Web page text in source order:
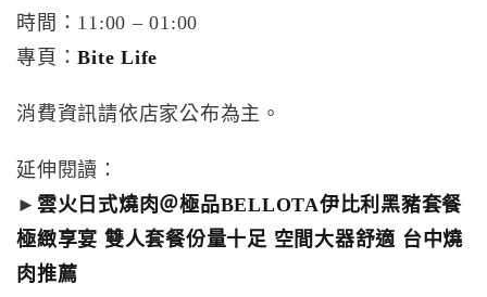
時間：11:00 – 01:00
專頁：Bite Life
消費資訊請依店家公布為主。
延伸閱讀：
► 雲火日式燒肉＠極品BELLOTA伊比利黑豬套餐
極緻享宴 雙人套餐份量十足 空間大器舒適 台中燒
肉推薦